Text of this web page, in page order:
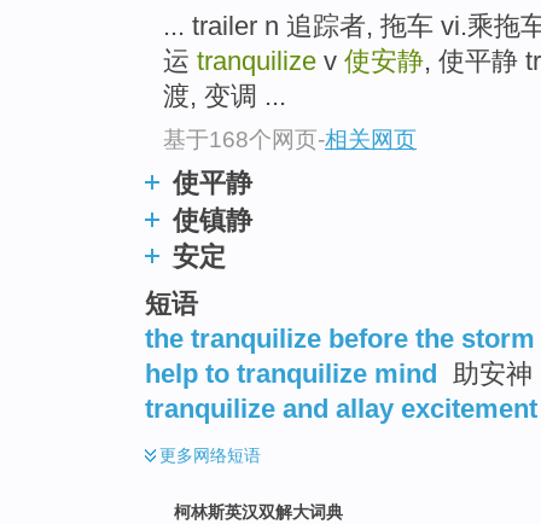
... trailer n 追踪者, 拖车 vi.乘拖
运 tranquilize v 使安静, 使平静
渡, 变调 ...
基于168个网页-相关网页
使平静
使镇静
安定
短语
the tranquilize before the storm
help to tranquilize mind
助安神
tranquilize and allay excitement
更多网络短语
柯林斯英汉双解大词典